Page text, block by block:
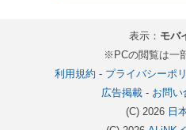
表示： モバ
※PCの閲覧は一
利用規約 - プライバシーポ
広告掲載- お問い
(C) 2026 日